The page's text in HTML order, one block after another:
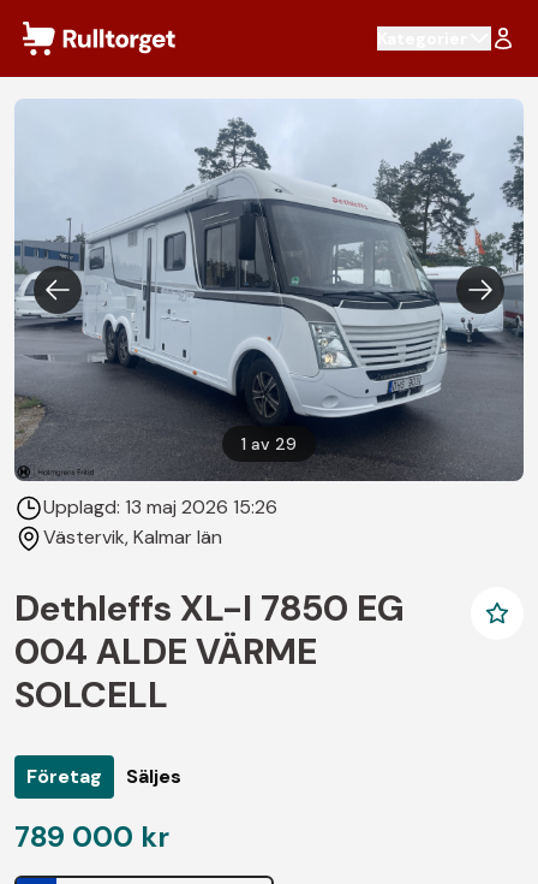
1 av 29
Upplagd: 13 maj 2026 15:26
Västervik, Kalmar län
Dethleffs XL-I 7850 EG
004 ALDE VÄRME
SOLCELL
Företag Säljes
789 000 kr